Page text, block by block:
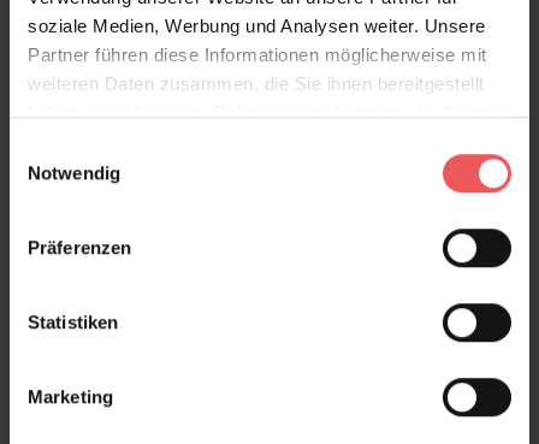
soziale Medien, Werbung und Analysen weiter. Unsere
Partner führen diese Informationen möglicherweise mit
weiteren Daten zusammen, die Sie ihnen bereitgestellt
haben oder die sie im Rahmen Ihrer Nutzung der Dienste
Notwendig
Präferenzen
Statistiken
Marketing
unverbindliches Angebot.
Produktdetails